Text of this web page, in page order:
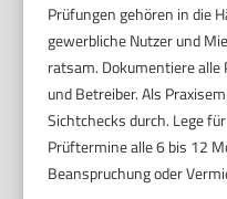
Prüfungen gehören in die
gewerbliche Nutzer und
ratsam. Dokumentiere
und Betreiber. Als
Sichtchecks durch. Lege
Prüftermine alle 6 bis 12
Beanspruchung oder